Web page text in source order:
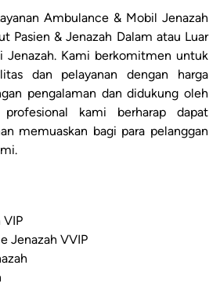
Ambulance & Mobil Jenazah
Pasien & Jenazah Dalam atau Luar
Jenazah. Kami berkomitmen untuk
dan pelayanan dengan harga
pengalaman dan didukung oleh
kami berharap dapat
memuaskan bagi para pelanggan
VIP
Jenazah VVIP